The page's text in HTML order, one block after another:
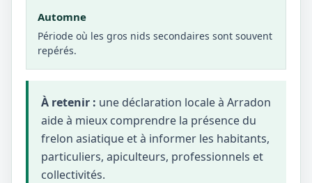
Automne
Période où les gros nids secondaires sont souvent
repérés.
À retenir : une déclaration locale à Arradon
aide à mieux comprendre la présence du
frelon asiatique et à informer les habitants,
particuliers, apiculteurs, professionnels et
collectivités.